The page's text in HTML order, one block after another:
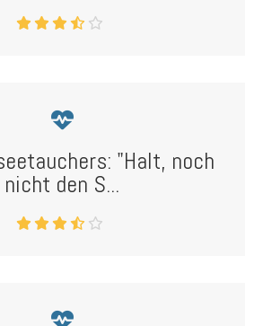
"Halt, noch
nicht den S...